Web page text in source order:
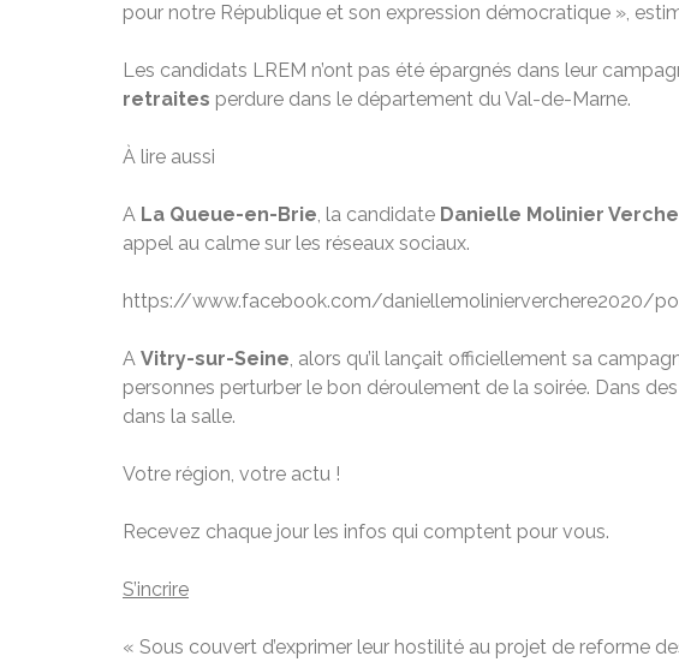
pour notre République et son expression démocratique »,
Les candidats LREM n’ont pas été épargnés dans leur
retraites perdure dans le département du Val-de-Marne.
À lire aussi
A La Queue-en-Brie, la candidate Danielle Molinier
appel au calme sur les réseaux sociaux.
https://www.facebook.com/daniellemolinierverchere2020/
A Vitry-sur-Seine, alors qu’il lançait officiellement sa
personnes perturber le bon déroulement de la soirée. Dans
dans la salle.
Votre région, votre actu !
Recevez chaque jour les infos qui comptent pour vous.
S’incrire
« Sous couvert d’exprimer leur hostilité au projet de reforme